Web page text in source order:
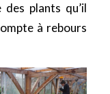
plants qu’il
à rebours